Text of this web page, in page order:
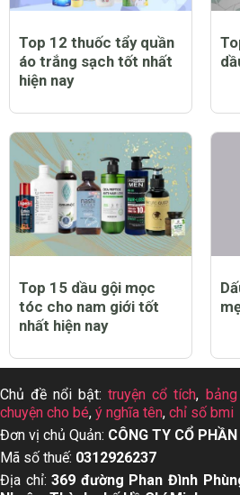
Top 12 thuốc tẩy quần
áo trắng sạch tốt nhất
hiện nay
Top 15 dầu gội mọc
tóc cho nam giới tốt
nhất hiện nay
Chủ đề nổi bật:truyện cổ tích,
chuyện cho bé, ý nghĩa tên, chỉ số bmi
Đơn vị chủ Quản: CÔNG TY CỔ
Mã số thuế: 0312926237
Địa chỉ:369 đường Phan Đình